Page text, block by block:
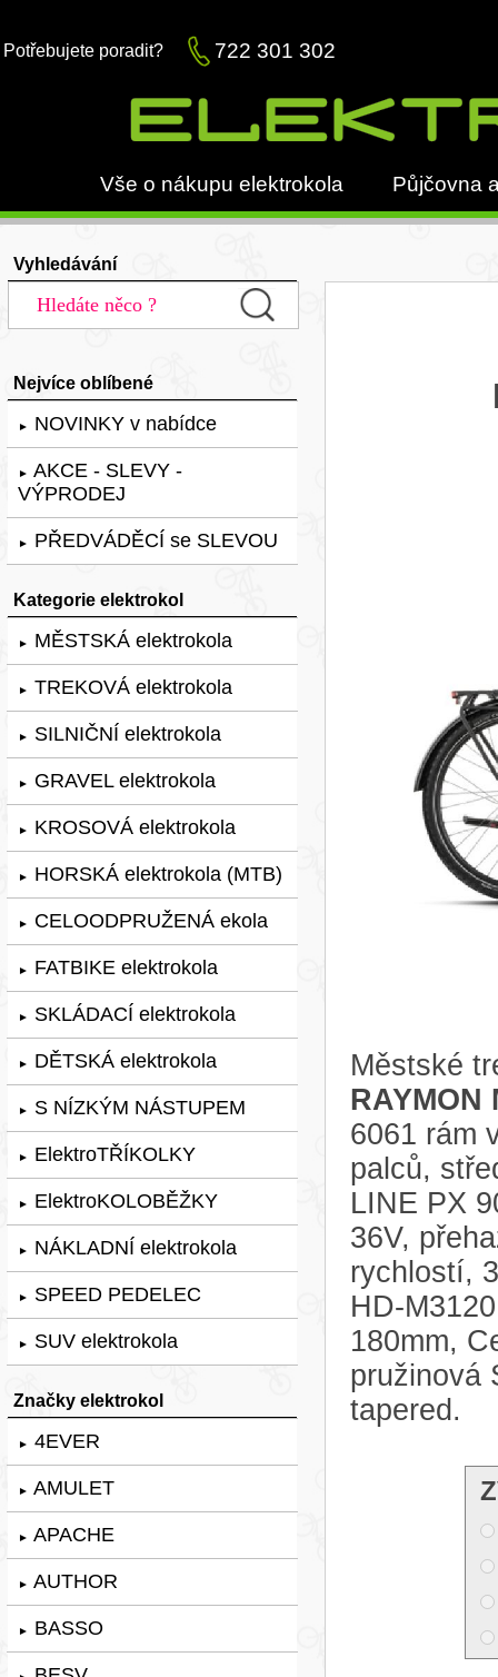
Potřebujete poradit? 722 301 302
Vše o nákupu elektrokola Půjčovna
Vyhledávání
Nejvíce oblíbené
► NOVINKY v nabídce
► AKCE - SLEVY -
VÝPRODEJ
► PŘEDVÁDĚCÍ se SLEVOU
Kategorie elektrokol
► MĚSTSKÁ elektrokola
► TREKOVÁ elektrokola
► SILNIČNÍ elektrokola
► GRAVEL elektrokola
► KROSOVÁ elektrokola
► HORSKÁ elektrokola (MTB)
► CELOODPRUŽENÁ ekola
► FATBIKE elektrokola
► SKLÁDACÍ elektrokola
► DĚTSKÁ elektrokola
► S NÍZKÝM NÁSTUPEM
► ElektroTŘÍKOLKY
► ElektroKOLOBĚŽKY
► NÁKLADNÍ elektrokola
► SPEED PEDELEC
► SUV elektrokola
Značky elektrokol
► 4EVER
► AMULET
► APACHE
► AUTHOR
► BASSO
Městské
RAYMON
6061 rám
palců,
LINE PX
36V,
rychlostí,
HD-
180mm,
pružinová
tapered.